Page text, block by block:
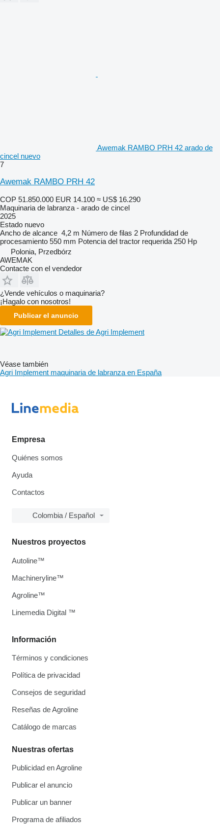
Awemak RAMBO PRH 42 arado de
cincel nuevo
7
Awemak RAMBO PRH 42
COP 51.850.000 EUR 14.100 ≈ US$ 16.290
Maquinaria de labranza - arado de cincel
2025
Estado nuevo
Ancho de alcance 4,2 m Número de filas 2 Profundidad de
procesamiento 550 mm Potencia del tractor requerida 250 Hp
Polonia, Przedbórz
AWEMAK
Contacte con el vendedor
¿Vende vehículos o maquinaria?
¡Hagalo con nosotros!
Publicar el anuncio
Detalles de Agri Implement
Véase también
Agri Implement maquinaria de labranza en España
Empresa
Quiénes somos
Ayuda
Contactos
Colombia / Español
Información
Términos y condiciones
Política de privacidad
Consejos de seguridad
Reseñas de Agroline
Catálogo de marcas
Nuestras ofertas
Publicidad en Agroline
Publicar el anuncio
Publicar un banner
Programa de afiliados
Nuestros proyectos
Autoline™
Machineryline™
Agroline™
Linemedia Digital ™